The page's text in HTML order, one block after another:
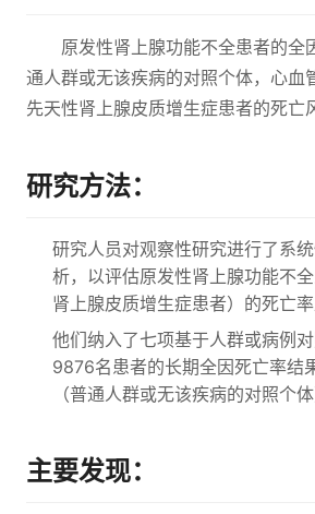
原发性肾上腺功能不全患者的全
通人群或无该疾病的对照个体，心血
先天性肾上腺皮质增生症患者的死亡
研究方法：
研究人员对观察性研究进行了系
析，以评估原发性肾上腺功能不
肾上腺皮质增生症患者）的死亡率
他们纳入了七项基于人群或病例
9876名患者的长期全因死亡率结
（普通人群或无该疾病的对照个体
主要发现：